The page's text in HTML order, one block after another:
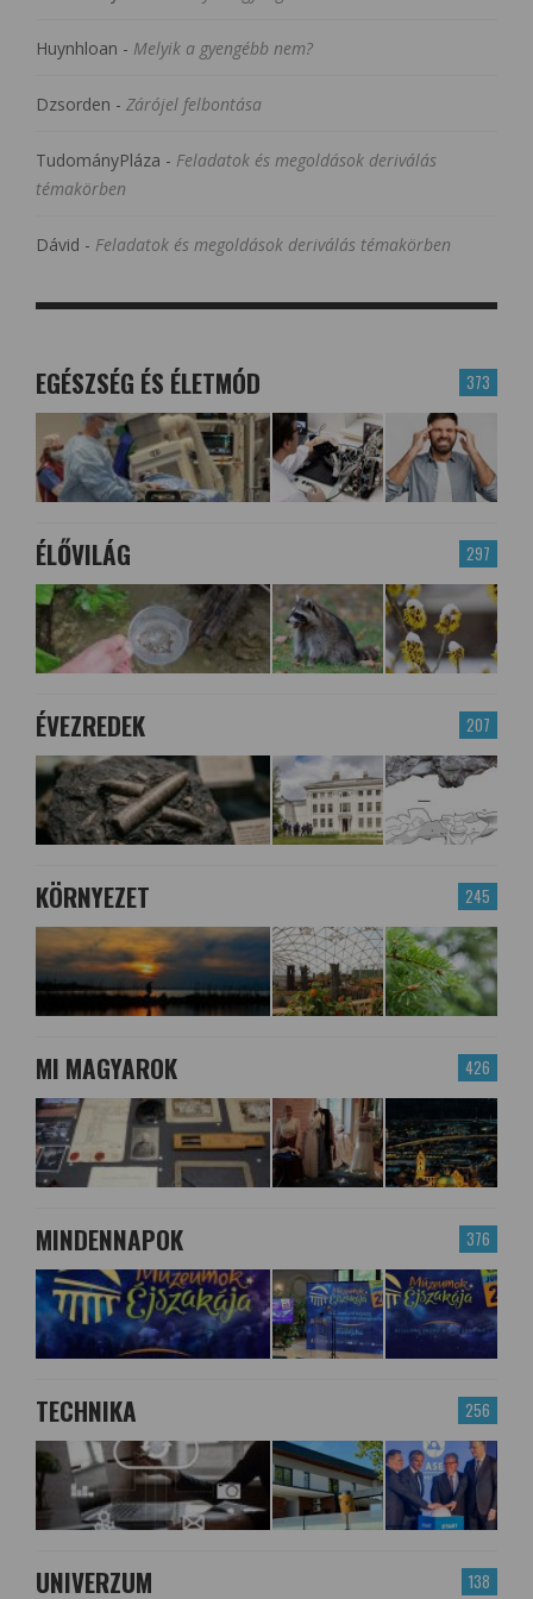
Huynhloan - Melyik a gyengébb nem?
Dzsorden - Zárójel felbontása
TudományPláza - Feladatok és megoldások deriválás
témakörben
Dávid - Feladatok és megoldások deriválás témakörben
373
EGÉSZSÉG ÉS ÉLETMÓD
297
ÉLŐVILÁG
207
ÉVEZREDEK
245
KÖRNYEZET
426
MI MAGYAROK
376
MINDENNAPOK
256
TECHNIKA
138
UNIVERZUM